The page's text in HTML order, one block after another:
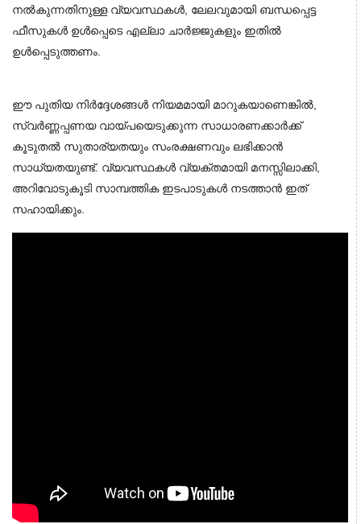
നൽകുന്നതിനുള്ള വ്യവസ്ഥകൾ, ലേലവുമായി ബന്ധപ്പെട്ട
ഫീസുകൾ ഉൾപ്പെടെ എല്ലാ ചാർജ്ജുകളും ഇതിൽ
ഉൾപ്പെടുത്തണം.
ഈ പുതിയ നിർദ്ദേശങ്ങൾ നിയമമായി മാറുകയാണെങ്കിൽ,
സ്വർണ്ണപ്പണയ വായ്പയെടുക്കുന്ന സാധാരണക്കാർക്ക്
കൂടുതൽ സുതാര്യതയും സംരക്ഷണവും ലഭിക്കാൻ
സാധ്യതയുണ്ട്. വ്യവസ്ഥകൾ വ്യക്തമായി മനസ്സിലാക്കി,
അറിവോടുകൂടി സാമ്പത്തിക ഇടപാടുകൾ നടത്താൻ ഇത്
സഹായിക്കും.